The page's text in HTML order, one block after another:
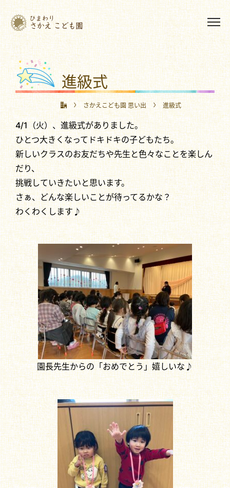
進級式
さかえこども園 思い出 進級式
4/1（火）、進級式がありました。
ひとつ大きくなってドキドキの子どもたち。
新しいクラスのお友だちや先生と色々なことを楽しん
だり、
挑戦していきたいと思います。
さぁ、どんな楽しいことが待ってるかな？
わくわくします♪
園長先生からの「おめでとう」嬉しいな♪